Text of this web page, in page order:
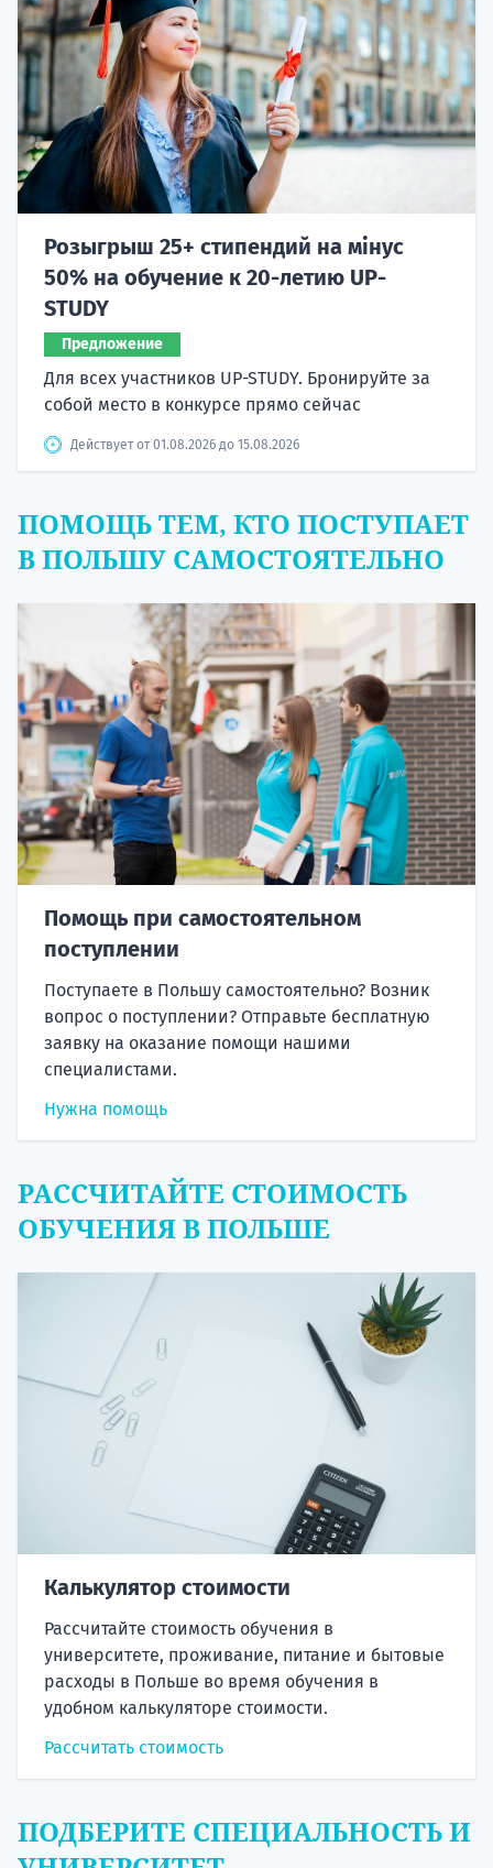
Розыгрыш 25+ стипендий на мінус
50% на обучение к 20-летию UP-
STUDY
Предложение
Для всех участников UP-STUDY. Бронируйте за
собой место в конкурсе прямо сейчас
Действует от 01.08.2026 до 15.08.2026
ПОМОЩЬ ТЕМ, КТО ПОСТУПАЕТ
В ПОЛЬШУ САМОСТОЯТЕЛЬНО
Помощь при самостоятельном
поступлении
Поступаете в Польшу самостоятельно? Возник
вопрос о поступлении? Отправьте бесплатную
заявку на оказание помощи нашими
специалистами.
Нужна помощь
РАССЧИТАЙТЕ СТОИМОСТЬ
ОБУЧЕНИЯ В ПОЛЬШЕ
Калькулятор стоимости
Рассчитайте стоимость обучения в
университете, проживание, питание и бытовые
расходы в Польше во время обучения в
удобном калькуляторе стоимости.
Рассчитать стоимость
ПОДБЕРИТЕ СПЕЦИАЛЬНОСТЬ И